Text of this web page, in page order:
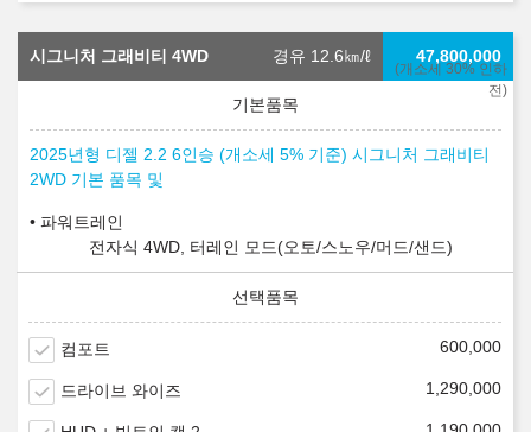
시그니처 그래비티 4WD 경유 12.6㎞/ℓ
(개소세 30% 인하
전)
47,800,000
2025년형 디젤 2.2 6인승 (개소세 5% 기준) 시그니처 그래비티
2WD 기본 품목 및
파워트레인
전자식 4WD, 터레인 모드(오토/스노우/머드/샌드)
컴포트 600,000
드라이브 와이즈 1,290,000